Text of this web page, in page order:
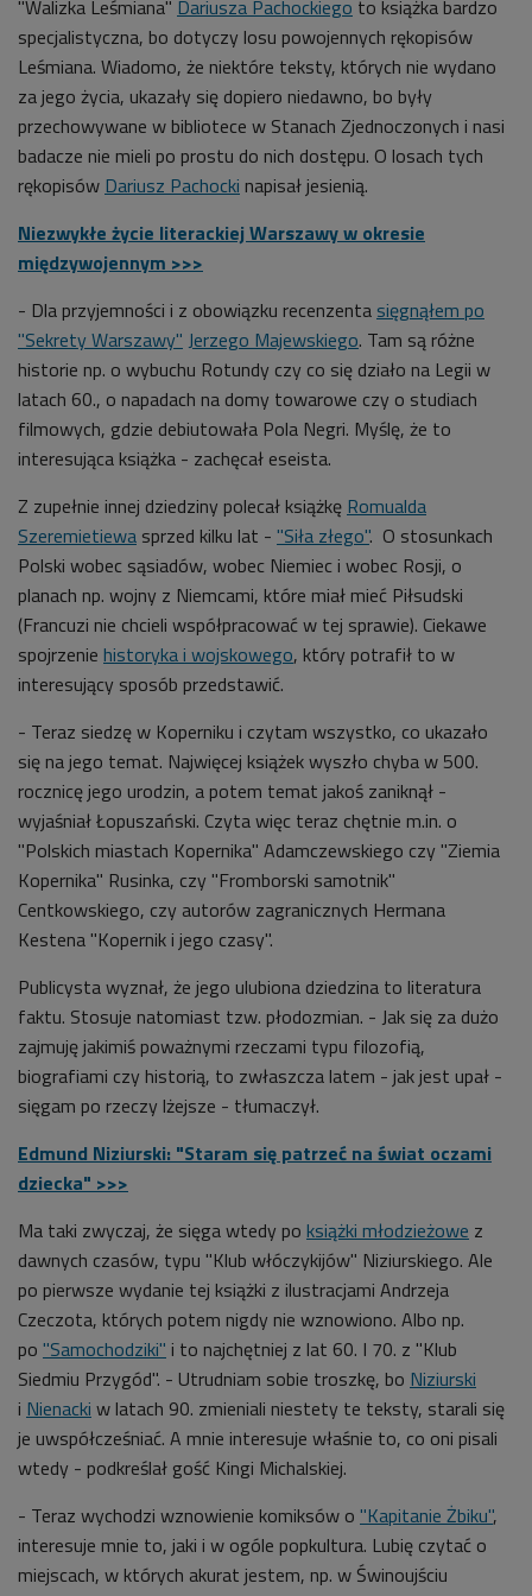
"Walizka Leśmiana" Dariusza Pachockiego to książka bardzo
specjalistyczna, bo dotyczy losu powojennych rękopisów
Leśmiana. Wiadomo, że niektóre teksty, których nie wydano
za jego życia, ukazały się dopiero niedawno, bo były
przechowywane w bibliotece w Stanach Zjednoczonych i nasi
badacze nie mieli po prostu do nich dostępu. O losach tych
rękopisów Dariusz Pachocki napisał jesienią.
Niezwykłe życie literackiej Warszawy w okresie
międzywojennym >>>
- Dla przyjemności i z obowiązku recenzenta sięgnąłem po
"Sekrety Warszawy" Jerzego Majewskiego. Tam są różne
historie np. o wybuchu Rotundy czy co się działo na Legii w
latach 60., o napadach na domy towarowe czy o studiach
filmowych, gdzie debiutowała Pola Negri. Myślę, że to
interesująca książka - zachęcał eseista.
Z zupełnie innej dziedziny polecał książkę Romualda
Szeremietiewa sprzed kilku lat - "Siła złego". O stosunkach
Polski wobec sąsiadów, wobec Niemiec i wobec Rosji, o
planach np. wojny z Niemcami, które miał mieć Piłsudski
(Francuzi nie chcieli współpracować w tej sprawie). Ciekawe
spojrzenie historyka i wojskowego, który potrafił to w
interesujący sposób przedstawić.
- Teraz siedzę w Koperniku i czytam wszystko, co ukazało
się na jego temat. Najwięcej książek wyszło chyba w 500.
rocznicę jego urodzin, a potem temat jakoś zaniknął -
wyjaśniał Łopuszański. Czyta więc teraz chętnie m.in. o
"Polskich miastach Kopernika" Adamczewskiego czy "Ziemia
Kopernika" Rusinka, czy "Fromborski samotnik"
Centkowskiego, czy autorów zagranicznych Hermana
Kestena "Kopernik i jego czasy".
Publicysta wyznał, że jego ulubiona dziedzina to literatura
faktu. Stosuje natomiast tzw. płodozmian. - Jak się za dużo
zajmuję jakimiś poważnymi rzeczami typu filozofią,
biografiami czy historią, to zwłaszcza latem - jak jest upał -
sięgam po rzeczy lżejsze - tłumaczył.
Edmund Niziurski: "Staram się patrzeć na świat oczami
dziecka" >>>
Ma taki zwyczaj, że sięga wtedy po książki młodzieżowe z
dawnych czasów, typu "Klub włóczykijów" Niziurskiego. Ale
po pierwsze wydanie tej książki z ilustracjami Andrzeja
Czeczota, których potem nigdy nie wznowiono. Albo np.
po "Samochodziki" i to najchętniej z lat 60. I 70. z "Klub
Siedmiu Przygód". - Utrudniam sobie troszkę, bo Niziurski
i Nienacki w latach 90. zmieniali niestety te teksty, starali się
je uwspółcześniać. A mnie interesuje właśnie to, co oni pisali
wtedy - podkreślał gość Kingi Michalskiej.
- Teraz wychodzi wznowienie komiksów o "Kapitanie Żbiku",
interesuje mnie to, jaki i w ogóle popkultura. Lubię czytać o
miejscach, w których akurat jestem, np. w Świnoujściu